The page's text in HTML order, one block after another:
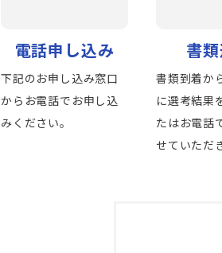
電話申し込み
下記のお申し込み窓口
からお電話でお申し込
みください。
書
書類到着か
に選考結果
たはお電話
せていただ